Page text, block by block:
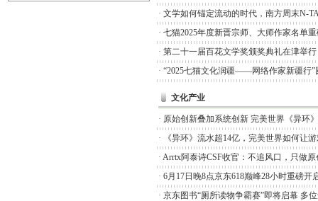
· 文学如何锚定流动的时代，南方周末N-
· 七猫2025年度新晋宗师、大师作家名单
· 第二十一届百花文学奖颁奖典礼在津举行
· “2025七猫文化润疆——网络作家新疆行”
文化产业
· 原始创新叠加系统创新 完美世界《异环
·
《异环》流水超14亿，完美世界如何让游
· Arrtx阿泰诗CSF收官：不追风口，只做原
· 6月17日晚8点京东618巅峰28小时重磅开
· 京东图书“厕所读物争霸赛”即将启幕 多